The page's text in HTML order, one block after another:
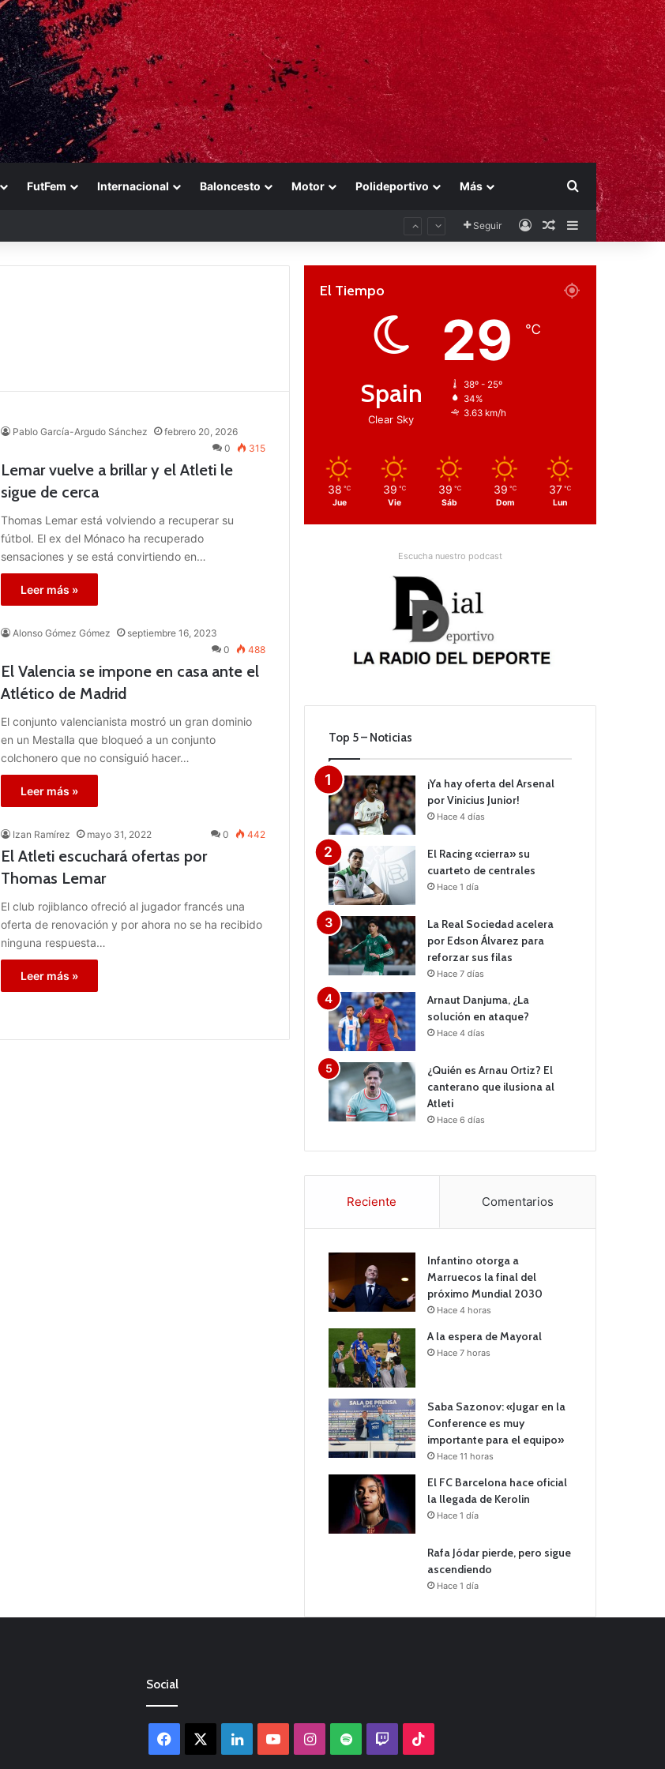
FutFem Internacional Baloncesto Motor Polideportivo Más Buscar por
Seguir AccesoPublicación al
Barra lateral
Pablo García-Argudo Sánchez
febrero 20, 2026
0
315
Lemar vuelve a brillar y el Atleti le
sigue de cerca
Thomas Lemar está volviendo a recuperar su
fútbol. El ex del Mónaco ha recuperado
sensaciones y se está convirtiendo en…
Leer más »
Alonso Gómez Gómez
septiembre 16, 2023
0
488
El Valencia se impone en casa ante el
Atlético de Madrid
El conjunto valencianista mostró un gran dominio
en un Mestalla que bloqueó a un conjunto
colchonero que no consiguió hacer…
Leer más »
Izan Ramírez mayo 31, 2022 0 442
El Atleti escuchará ofertas por
Thomas Lemar
El club rojiblanco ofreció al jugador francés una
oferta de renovación y por ahora no se ha recibido
ninguna respuesta…
Leer más »
El Tiempo
Spain
Clear Sky
29 ℃
38º - 25º
34%
3.63 km/h
38 ℃
Jue
39 ℃
Vie
39 ℃
Sáb
39 ℃
Dom
37 ℃
Lun
Escucha nuestro podcast
Top 5 – Noticias
¡Ya hay oferta del Arsenal
por Vinicius Junior!
Hace 4 días
El Racing «cierra» su
cuarteto de centrales
Hace 1 día
La Real Sociedad acelera
por Edson Álvarez para
reforzar sus filas
Hace 7 días
Arnaut Danjuma, ¿La
solución en ataque?
Hace 4 días
¿Quién es Arnau Ortiz? El
canterano que ilusiona al
Atleti
Hace 6 días
Reciente Comentarios
Infantino otorga a
Marruecos la final del
próximo Mundial 2030
Hace 4 horas
A la espera de Mayoral
Hace 7 horas
Saba Sazonov: «Jugar en la
Conference es muy
importante para el equipo»
Hace 11 horas
El FC Barcelona hace oficial
la llegada de Kerolin
Hace 1 día
Rafa Jódar pierde, pero sigue
ascendiendo
Hace 1 día
Social
Facebook LinkedInYouTubeInstagram
Spotify Twitch